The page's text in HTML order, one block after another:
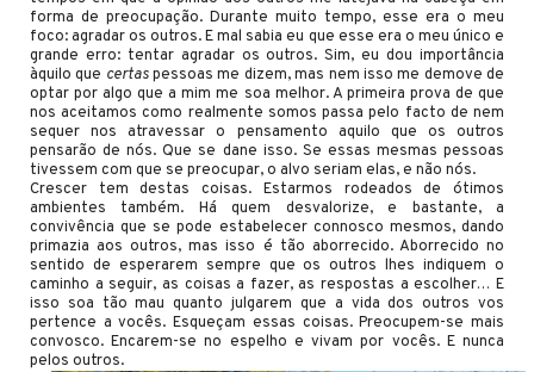
forma de preocupação. Durante muito tempo, esse era o meu
foco: agradar os outros. E mal sabia eu que esse era o meu único e
grande erro: tentar agradar os outros. Sim, eu dou importância
àquilo que certaspessoas me dizem, mas nem isso me demove de
optar por algo que a mim me soa melhor. A primeira prova de que
nos aceitamos como realmente somos passa pelo facto de nem
sequer nos atravessar o pensamento aquilo que os outros
pensarão de nós. Que se dane isso. Se essas mesmas pessoas
tivessem com que se preocupar, o alvo seriam elas, e não nós.
Crescer tem destas coisas. Estarmos rodeados de ótimos
ambientes também. Há quem desvalorize, e bastante, a
convivência que se pode estabelecer connosco mesmos, dando
primazia aos outros, mas isso é tão aborrecido. Aborrecido no
sentido de esperarem sempre que os outros lhes indiquem o
caminho a seguir, as coisas a fazer, as respostas a escolher… E
isso soa tão mau quanto julgarem que a vida dos outros vos
pertence a vocês. Esqueçam essas coisas. Preocupem-se mais
convosco. Encarem-se no espelho e vivam por vocês. E nunca
pelos outros.